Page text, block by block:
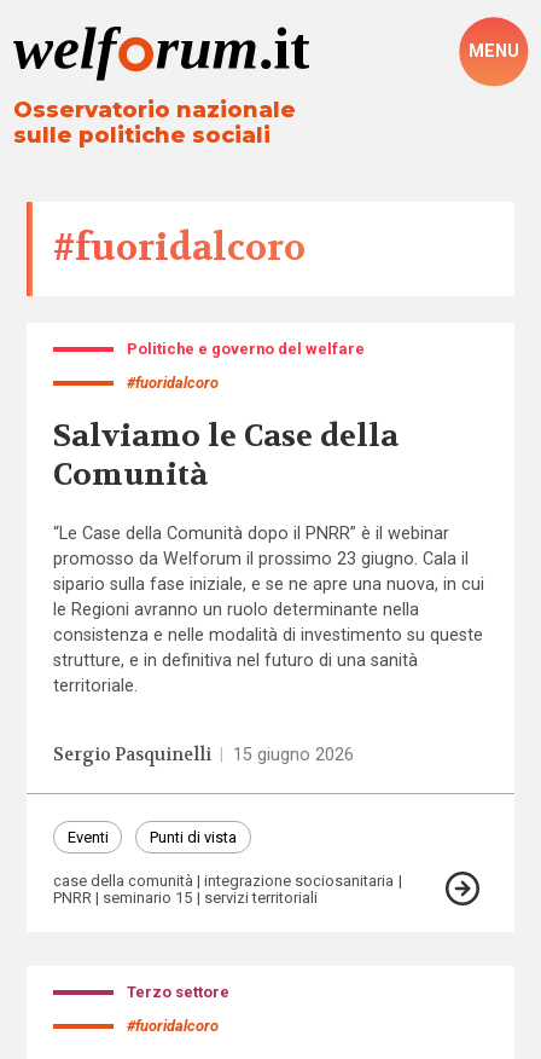
Osservatorio nazionale
sulle politiche sociali
MENU
#fuoridalcoro
Politiche e governo del welfare
#fuoridalcoro
Salviamo le Case della
Comunità
“Le Case della Comunità dopo il PNRR” è il webinar
promosso da Welforum il prossimo 23 giugno. Cala il
sipario sulla fase iniziale, e se ne apre una nuova, in cui
le Regioni avranno un ruolo determinante nella
consistenza e nelle modalità di investimento su queste
strutture, e in definitiva nel futuro di una sanità
territoriale.
Sergio Pasquinelli 15 giugno 2026
Eventi Punti di vista
case della comunità
integrazione sociosanitaria
PNRR
seminario 15 servizi territoriali
Terzo settore
#fuoridalcoro